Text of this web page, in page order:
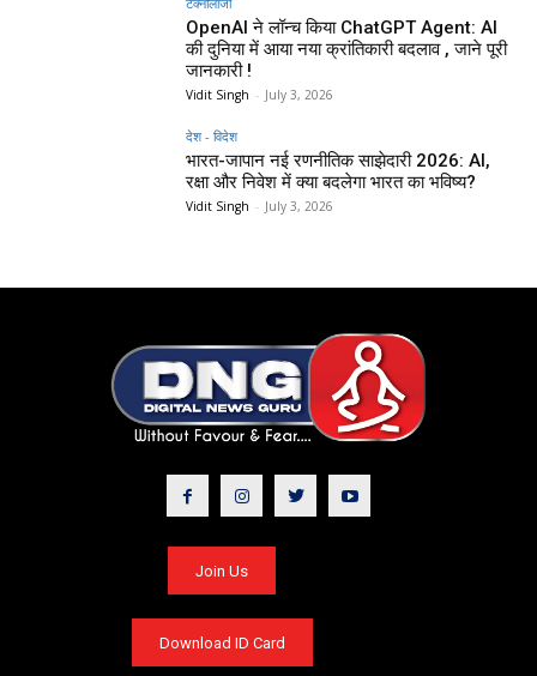
OpenAI ने लॉन्च किया ChatGPT Agent: AI
की दुनिया में आया नया क्रांतिकारी बदलाव , जाने पूरी
जानकारी !
Vidit Singh - July 3, 2026
देश - विदेश
भारत-जापान नई रणनीतिक साझेदारी 2026: AI,
रक्षा और निवेश में क्या बदलेगा भारत का भविष्य?
Vidit Singh - July 3, 2026
Join Us
Download ID Card